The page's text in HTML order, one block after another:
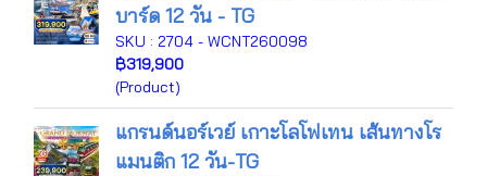
บาร์ด 12 วัน - TG
SKU : 2704 - WCNT260098
฿319,900
(Product)
แกรนด์นอร์เวย์ เกาะโลโฟเทน เส้นทางโร
แมนติก 12 วัน-TG